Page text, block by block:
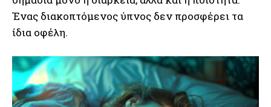
Ένας διακοπτόμενος ύπνος δεν προσφέρει τα
ίδια οφέλη.